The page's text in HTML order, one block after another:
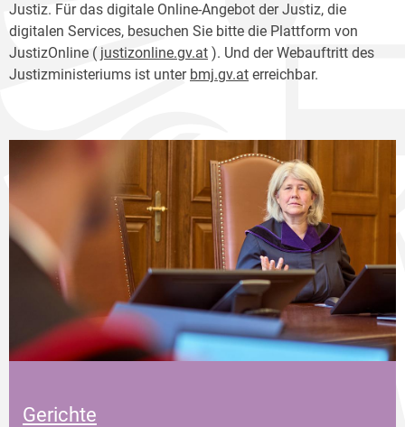
Justiz. Für das digitale Online-Angebot der Justiz, die
digitalen Services, besuchen Sie bitte die Plattform von
JustizOnline ( justizonline.gv.at ). Und der Webauftritt des
Justizministeriums ist unter bmj.gv.at erreichbar.
Gerichte